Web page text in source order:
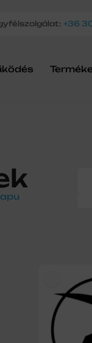
+36